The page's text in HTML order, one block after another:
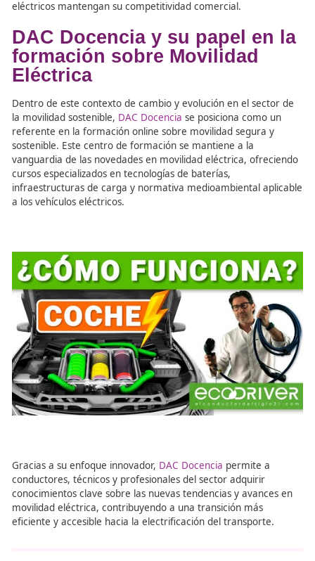
El descenso del precio de metales como el litio y el
un 60 % en los últimos cinco años, según la Agencia
Internacional de la Energía), han sido determinantes en
reducción del coste de las baterías. En los mercados
finales de 2022, lo que ha contribuido aún más a esta
Sin embargo, para que esta evolución sea sostenible, es
lograr un equilibrio entre los costos de producción y la
rentabilidad de los fabricantes, permitiendo que los
eléctricos mantengan su competitividad comercial.
formación sobre Movilidad
Eléctrica
Dentro de este contexto de cambio y evolución en el
la movilidad sostenible,DAC Docencia
se posiciona
referente en la formación online sobre movilidad
sostenible. Este centro de formación se mantiene a la
vanguardia de las novedades en movilidad eléctrica,
cursos especializados en tecnologías de baterías,
infraestructuras de carga y normativa medioambiental